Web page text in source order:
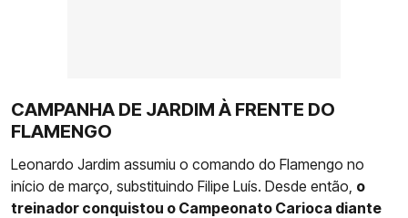
CAMPANHA DE JARDIM À FRENTE DO
FLAMENGO
Leonardo Jardim assumiu o comando do Flamengo no
início de março, substituindo Filipe Luís. Desde então, o
treinador conquistou o Campeonato Carioca diante